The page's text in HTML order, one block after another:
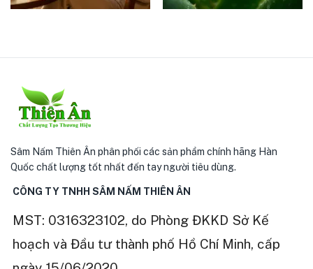
Sâm Nấm Thiên Ân phân phối các sản phẩm chính hãng Hàn
Quốc chất lượng tốt nhất đến tay người tiêu dùng.
CÔNG TY TNHH SÂM NẤM THIÊN ÂN
MST: 0316323102, do Phòng ĐKKD Sở Kế
hoạch và Đầu tư thành phố Hồ Chí Minh, cấp